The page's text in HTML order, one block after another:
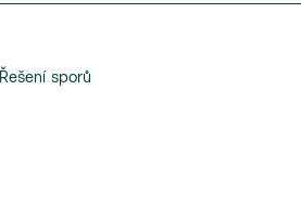
Řešení sporů